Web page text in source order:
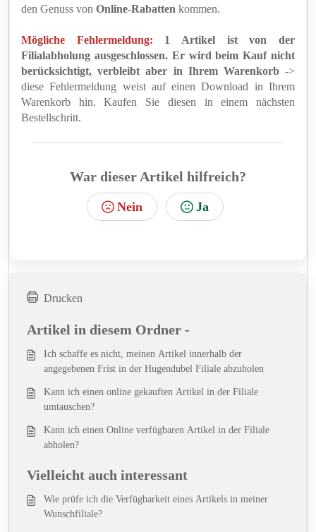
den Genuss von Online-Rabatten kommen.
Mögliche Fehlermeldung:
1 Artikel ist von der
Filialabholung ausgeschlossen. Er wird beim Kauf nicht
berücksichtigt, verbleibt aber in Ihrem Warenkorb->
diese Fehlermeldung weist auf einen Download in Ihrem
Warenkorb hin. Kaufen Sie diesen in einem nächsten
Bestellschritt.
War dieser Artikel hilfreich?
Nein Ja
Drucken
Artikel in diesem Ordner -
Ich schaffe es nicht, meinen Artikel innerhalb der
angegebenen Frist in der Hugendubel Filiale abzuholen
Kann ich einen online gekauften Artikel in der Filiale
umtauschen?
Kann ich einen Online verfügbaren Artikel in der Filiale
abholen?
Vielleicht auch interessant
Wie prüfe ich die Verfügbarkeit eines Artikels in meiner
Wunschfiliale?